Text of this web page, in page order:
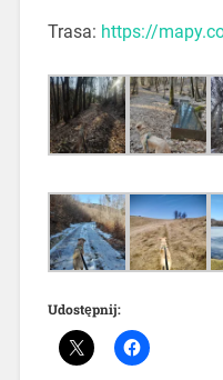
Trasa: https://
Udostępnij: